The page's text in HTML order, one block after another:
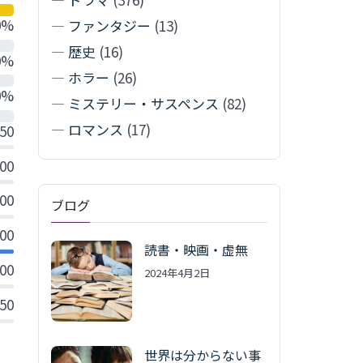
— ファンタジー (13)
— 歴史 (16)
— ホラー (26)
— ミステリー・サスペンス (82)
— ロマンス (17)
ブログ
読書・映画・虚無
2024年4月2日
世界は分からない事